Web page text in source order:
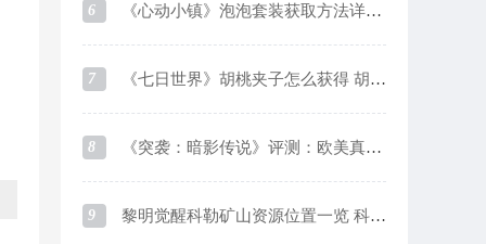
6 《心动小镇》泡泡套装获取方法详细介绍
7 《七日世界》胡桃夹子怎么获得 胡桃夹子获取方法
8 《突袭：暗影传说》评测：欧美真实系画风下的魔灵like游戏
9 黎明觉醒科勒矿山资源位置一览 科勒矿山资源采集点在哪